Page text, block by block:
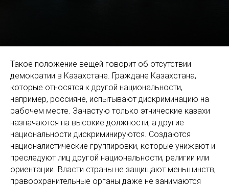
Такое положение вещей говорит об отсутствии
демократии в Казахстане. Граждане Казахстана,
которые относятся к другой национальности,
например, россияне, испытывают дискриминацию на
рабочем месте. Зачастую только этнические казахи
назначаются на высокие должности, а другие
национальности дискриминируются. Создаются
националистические группировки, которые унижают и
преследуют лиц другой национальности, религии или
ориентации. Власти страны не защищают меньшинств,
правоохранительные органы даже не занимаются